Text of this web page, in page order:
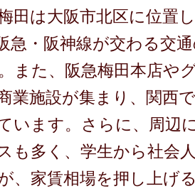
田は大阪市北区に位置
急・阪神線が交わる交
また、阪急梅田本店や
業施設が集まり、関西
います。さらに、周辺
も多く、学生から社会
、家賃相場を押し上げ